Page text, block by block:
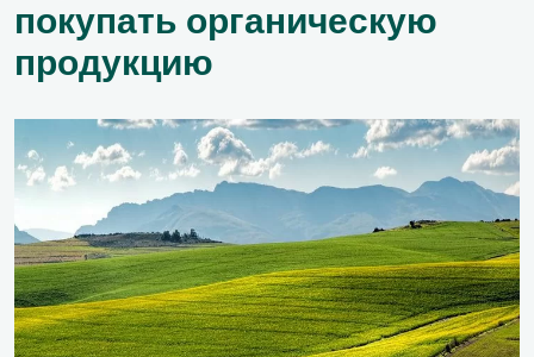
покупать органическую
продукцию